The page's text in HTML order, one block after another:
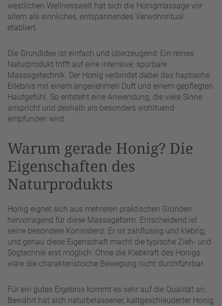
westlichen Wellnesswelt hat sich die Honigmassage vor
allem als sinnliches, entspannendes Verwöhnritual
etabliert.
Die Grundidee ist einfach und überzeugend: Ein reines
Naturprodukt trifft auf eine intensive, spürbare
Massagetechnik. Der Honig verbindet dabei das haptische
Erlebnis mit einem angenehmen Duft und einem gepflegten
Hautgefühl. So entsteht eine Anwendung, die viele Sinne
anspricht und deshalb als besonders wohltuend
empfunden wird.
Warum gerade Honig? Die
Eigenschaften des
Naturprodukts
Honig eignet sich aus mehreren praktischen Gründen
hervorragend für diese Massageform. Entscheidend ist
seine besondere Konsistenz: Er ist zähflüssig und klebrig,
und genau diese Eigenschaft macht die typische Zieh- und
Sogtechnik erst möglich. Ohne die Klebkraft des Honigs
wäre die charakteristische Bewegung nicht durchführbar.
Für ein gutes Ergebnis kommt es sehr auf die Qualität an.
Bewährt hat sich naturbelassener, kaltgeschleuderter Honig